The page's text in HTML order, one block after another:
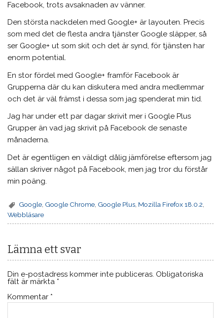
Facebook, trots avsaknaden av vänner.
Den största nackdelen med Google+ är layouten. Precis
som med det de flesta andra tjänster Google släpper, så
ser Google+ ut som skit och det är synd, för tjänsten har
enorm potential.
En stor fördel med Google+ framför Facebook är
Grupperna där du kan diskutera med andra medlemmar
och det är väl främst i dessa som jag spenderat min tid.
Jag har under ett par dagar skrivit mer i Google Plus
Grupper än vad jag skrivit på Facebook de senaste
månaderna.
Det är egentligen en väldigt dålig jämförelse eftersom jag
sällan skriver något på Facebook, men jag tror du förstår
min poäng.
Google Google Chrome Google Plus Mozilla Firefox 18.0.2
Webbläsare
Lämna ett svar
Din e-postadress kommer inte publiceras. Obligatoriska
fält är märkta *
Kommentar *